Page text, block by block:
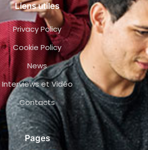
Liens utiles
Privacy Policy
Cookie Policy
News
Interviews et Vidéo
Contacts
Pages